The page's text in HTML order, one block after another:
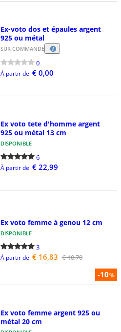
Ex-voto dos et épaules argent
925 ou métal
SUR COMMANDE
0
À partir de € 0,00
Ex voto tete d'homme argent
925 ou métal 13 cm
DISPONIBLE
6
À partir de € 22,99
-10%
Ex voto femme à genou 12 cm
DISPONIBLE
3
À partir de € 16,83 € 18,70
Ex voto femme argent 925 ou
métal 20 cm